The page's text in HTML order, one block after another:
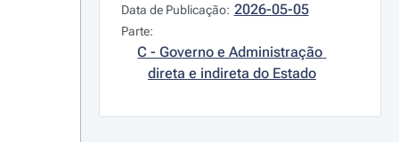
Data de Publicação: 2026-05-05
Parte:
C - Governo e Administração
direta e indireta do Estado